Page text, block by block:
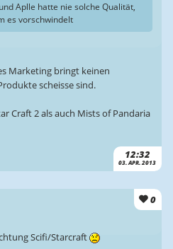
12:32
03. APR. 2013
Aplle hatte nie solche Qualität,
es vorschwindelt
Marketing bringt keinen
scheisse sind.
Craft 2 als auch Mists of Pandaria
0
Scifi/Starcraft